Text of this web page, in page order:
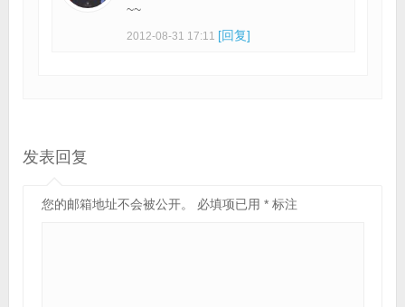
~~
2012-08-31 17:11 [回复]
发表回复
您的邮箱地址不会被公开。 必填项已用 *标注